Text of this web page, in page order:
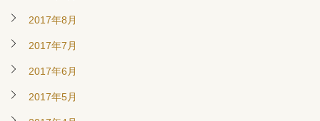
2017年8月
2017年7月
2017年6月
2017年5月